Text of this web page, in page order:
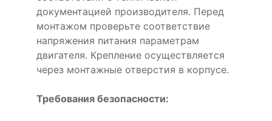
документацией производителя. Перед
монтажом проверьте соответствие
напряжения питания параметрам
двигателя. Крепление осуществляется
через монтажные отверстия в корпусе.
Требования безопасности: